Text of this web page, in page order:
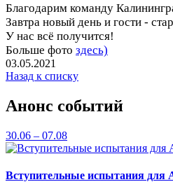
Благодарим команду
Завтра новый день и гости -
У нас всё получится!
Больше фото здесь)
03.05.2021
Назад к списку
Анонс событий
30.06 – 07.08
Вступительные испытания для